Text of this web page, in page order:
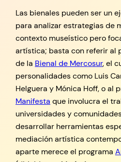
Las bienales pueden ser un
para analizar estrategias de
contexto museístico pero
artística; basta con referir al
de la Bienal de Mercosur, el
personalidades como Luis
Helguera y Mónica Hoff, o al
Manifesta que involucra el
universidades y
desarrollar herramientas
mediación artística
aparte merece el programa